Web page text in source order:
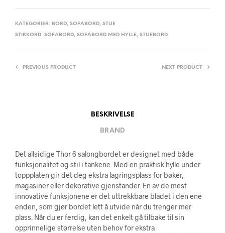
KATEGORIER: BORD, SOFABORD, STUE
STIKKORD: SOFABORD, SOFABORD MED HYLLE, STUEBORD
PREVIOUS PRODUCT NEXT PRODUCT
BESKRIVELSE
BRAND
Det allsidige Thor 6 salongbordet er designet med både
funksjonalitet og stil i tankene. Med en praktisk hylle under
toppplaten gir det deg ekstra lagringsplass for bøker,
magasiner eller dekorative gjenstander. En av de mest
innovative funksjonene er det uttrekkbare bladet i den ene
enden, som gjør bordet lett å utvide når du trenger mer
plass. Når du er ferdig, kan det enkelt gå tilbake til sin
opprinnelige størrelse uten behov for ekstra